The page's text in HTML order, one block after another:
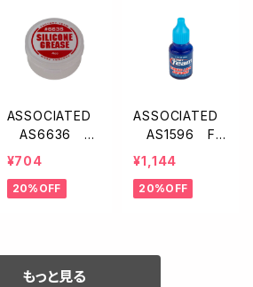
ASSOCIATED
AS6636 F
T シリコングリ
¥704
20%OFF
ASSOCIATED
AS1596 FT
ネジロック剤【ブ
ルー/ミディア
ム】
¥1,144
20%OFF
もっと見る